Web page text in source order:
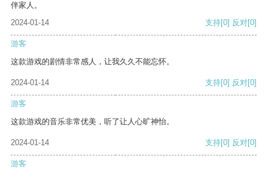
伴家人。
2024-01-14
支持[0] 反对[0]
游客
这款游戏的剧情非常感人，让我久久不能忘怀。
2024-01-14 支持[0] 反对[0]
游客
这款游戏的音乐非常优美，听了让人心旷神怡。
2024-01-14 支持[0] 反对[0]
游客